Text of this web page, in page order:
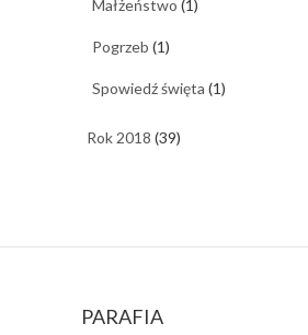
Małżeństwo (1)
Pogrzeb (1)
Spowiedź święta (1)
Rok 2018 (39)
PARAFIA